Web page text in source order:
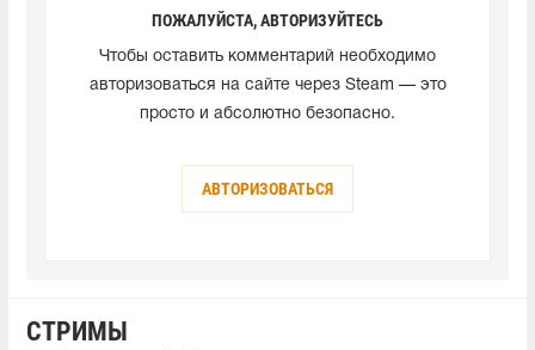
ПОЖАЛУЙСТА, АВТОРИЗУЙТЕСЬ
Чтобы оставить комментарий необходимо
авторизоваться на сайте через Steam — это
просто и абсолютно безопасно.
АВТОРИЗОВАТЬСЯ
СТРИМЫ